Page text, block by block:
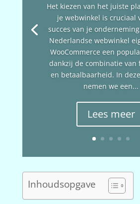
Het kiezen van het juiste
je webwinkel is cruciaal
succes van je
Nederlandse webwinkel
WooCommerce een
dankzij de combinatie
en betaalbaarheid. In
nemen we een...
Lees meer
Inhoudsopgave